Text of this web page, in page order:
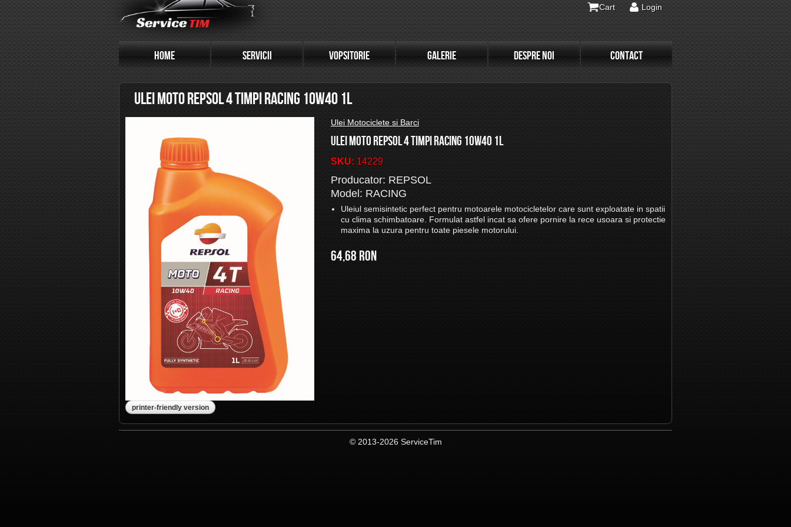
Cart Login
HOME SERVICII VOPSITORIE GALERIE DESPRE NOI CONTACT
ULEI MOTO REPSOL 4 TIMPI RACING 10W40 1L
Ulei Motociclete si Barci
ULEI MOTO REPSOL 4 TIMPI RACING 10W40 1L
SKU: 14229
Producator: REPSOL
Model: RACING
Uleiul semisintetic perfect pentru motoarele motocicletelor care sunt exploatate in spatii
cu clima schimbatoare. Formulat astfel incat sa ofere pornire la rece usoara si protectie
maxima la uzura pentru toate piesele motorului.
64,68 RON
printer-friendly version
© 2013-2026 ServiceTim